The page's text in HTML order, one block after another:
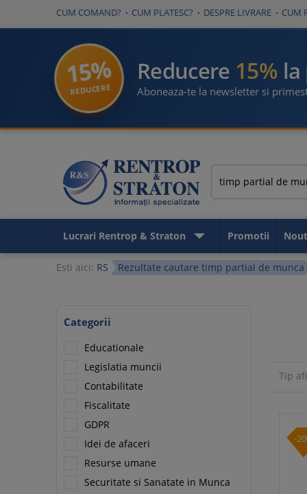
CUM COMAND? CUM PLATESC? DESPRE LIVRARE CUM
15%
REDUCERE
Reducere 15%
Aboneaza-te la newsletter si
Lucrari Rentrop & Straton Promotii
Esti aici: RS Rezultate cautare timp partial de munca
Categorii
Educationale
Legislatia muncii
Contabilitate
Fiscalitate
GDPR
Idei de afaceri
Resurse umane
Securitate si Sanatate in Munca
Tip
-